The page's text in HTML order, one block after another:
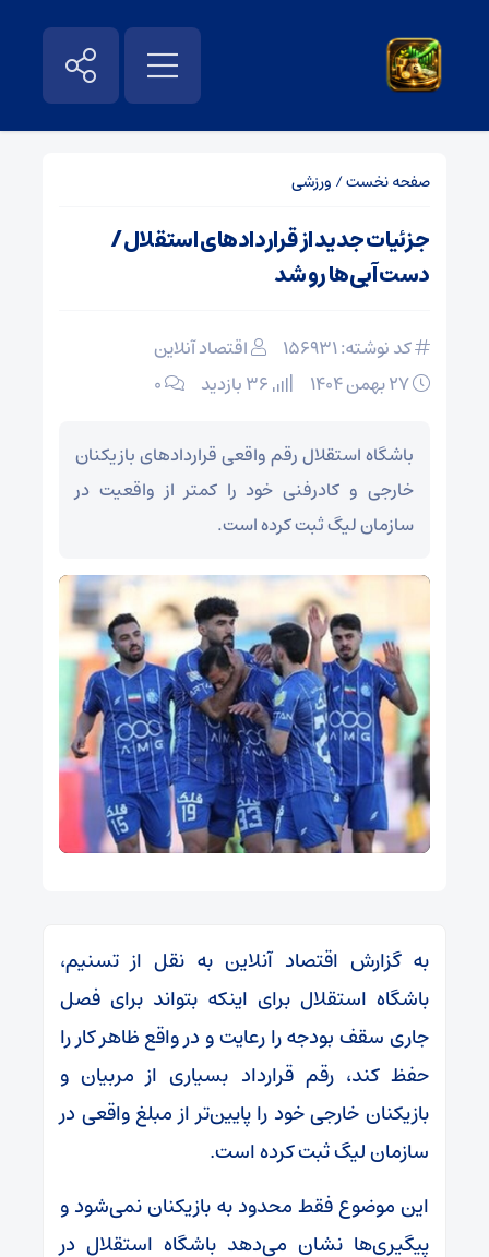
صفحه نخست/ ورزشی
جزئیات جدید از قراردادهای استقلال /
دست آبی‌ها رو شد
کد نوشته: 156931
اقتصاد آنلاین
۰
باشگاه استقلال رقم واقعی قراردادهای بازیکنان
خارجی و کادرفنی خود را کمتر از واقعیت در
سازمان لیگ ثبت کرده است.
به گزارش اقتصاد آنلاین به نقل از تسنیم،
باشگاه استقلال برای اینکه بتواند برای فصل
جاری سقف بودجه را رعایت و در واقع ظاهر کار را
حفظ کند، رقم قرارداد بسیاری از مربیان و
بازیکنان خارجی خود را پایین‌تر از مبلغ واقعی در
سازمان لیگ ثبت کرده است.
این موضوع فقط محدود به بازیکنان نمی‌شود و
پیگیری‌ها نشان می‌دهد باشگاه استقلال در